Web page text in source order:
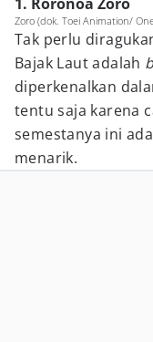
Zoro (dok. Toei Animation/
Tak perlu
Bajak Laut adalah
diperkenalkan
tentu saja karena
semestanya ini
menarik.